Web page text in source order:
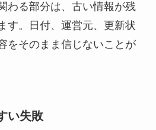
わる部分は、古い情報が残
す。日付、運営元、更新状
をそのまま信じないことが
い失敗